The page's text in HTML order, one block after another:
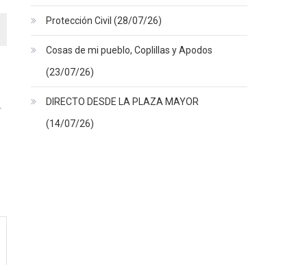
Protección Civil (28/07/26)
Cosas de mi pueblo, Coplillas y Apodos
(23/07/26)
DIRECTO DESDE LA PLAZA MAYOR
(14/07/26)